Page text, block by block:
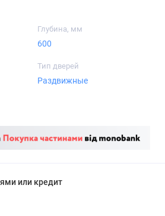
Глубина, мм
600
Тип дверей
Раздвижные
или кредит